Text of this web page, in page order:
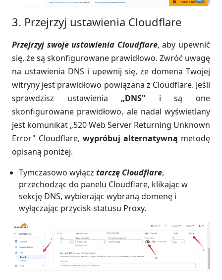
3. Przejrzyj ustawienia Cloudflare
Przejrzyj swoje ustawienia Cloudflare, aby upewnić
się, że są skonfigurowane prawidłowo. Zwróć uwagę
na ustawienia DNS i upewnij się, że domena Twojej
witryny jest prawidłowo powiązana z Cloudflare. Jeśli
sprawdzisz ustawienia„DNS" i są one
skonfigurowane prawidłowo, ale nadal wyświetlany
jest komunikat „520 Web Server Returning Unknown
Error" Cloudflare, wypróbuj alternatywną metodę
opisaną poniżej.
Tymczasowo wyłącztarczę Cloudflare,
przechodząc do panelu Cloudflare, klikając w
sekcję DNS, wybierając wybraną domenę i
wyłączając przycisk statusu Proxy.